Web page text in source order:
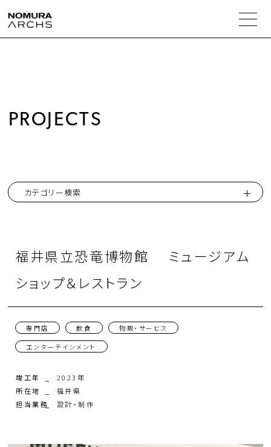
トップメッセージ
ミッション・ビジョン・バリュー
会社概要 / 沿革 / アクセス
CSR
組織図
ニュース
お問い合わせ
人財
PROJECTS
カテゴリー検索
福井県立恐竜博物館 ミュージアム
ショップ＆レストラン
専門店 飲食 物販・サービス
エンターテインメント
竣工年
2023年
所在地
福井県
担当業務
設計・制作